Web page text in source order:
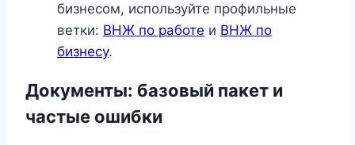
бизнесом, используйте профильные
ветки: ВНЖ по работе и ВНЖ по
бизнесу.
Документы: базовый пакет и
частые ошибки